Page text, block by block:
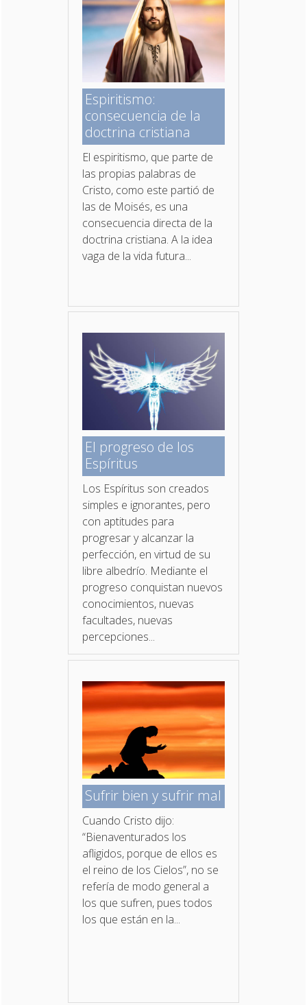
Espiritismo:
consecuencia de la
doctrina cristiana
El espiritismo, que parte de
las propias palabras de
Cristo, como este partió de
las de Moisés, es una
consecuencia directa de la
doctrina cristiana. A la idea
vaga de la vida futura...
El progreso de los
Espíritus
Los Espíritus son creados
simples e ignorantes, pero
con aptitudes para
progresar y alcanzar la
perfección, en virtud de su
libre albedrío. Mediante el
progreso conquistan nuevos
conocimientos, nuevas
facultades, nuevas
percepciones...
Sufrir bien y sufrir mal
Cuando Cristo dijo:
“Bienaventurados los
afligidos, porque de ellos es
el reino de los Cielos”, no se
refería de modo general a
los que sufren, pues todos
los que están en la...